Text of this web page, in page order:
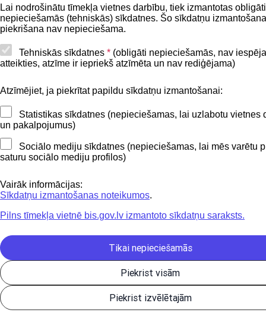
Lai nodrošinātu tīmekļa vietnes darbību, tiek izmantotas obligāti
nepieciešamās (tehniskās) sīkdatnes. Šo sīkdatņu
piekrišana nav nepieciešama.
Tehniskās sīkdatnes * (obligāti nepieciešamās, nav
atteikties, atzīme ir iepriekš atzīmēta un nav rediģējama)
Atzīmējiet, ja piekrītat papildu sīkdatņu izmantošanai:
Statistikas sīkdatnes (nepieciešamas, lai uzlabotu vietnes
un pakalpojumus)
Sociālo mediju sīkdatnes (nepieciešamas, lai mēs varētu
saturu sociālo mediju profilos)
Vairāk informācijas:
Sīkdatņu izmantošanas noteikumos.
Pilns tīmekļa vietnē bis.gov.lv izmantoto sīkdatņu saraksts.
Piekrist izvēlētajām
Piekrist visām
Tikai nepieciešamās